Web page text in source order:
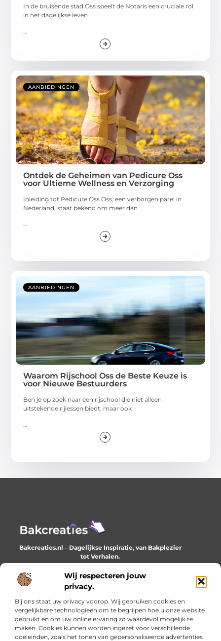
Wij respecteren jouw
privacy.
Bij ons staat uw privacy voorop. Wij gebruiken cookies en
vergelijkbare technologieën om te begrijpen hoe u onze website
gebruikt en om uw online ervaring zo waardevol mogelijk te
maken. Cookies kunnen worden ingezet voor verschillende
doeleinden, zoals het tonen van gepersonaliseerde advertenties
In de bruisende stad Oss speelt de Notaris een cruciale rol
in het dagelijkse leven
AANBIEDINGEN
Ontdek de Geheimen van Pedicure Oss
voor Ultieme Wellness en Verzorging
Inleiding tot Pedicure Oss Oss, een verborgen parel in
Nederland, staat bekend om meer dan
...
AANBIEDINGEN
Waarom Rijschool Oss de Beste Keuze is
voor Nieuwe Bestuurders
Ben je op zoek naar een rijschool die niet alleen
uitstekende rijlessen biedt, maar ook
Bakcreaties.nl – Dagelijkse Inspiratie, van Bakplezier
tot Verhalen.
Ontdek unieke en creatieve verhalen die je elke dag
verrijken en inspireren.
Onze informatie